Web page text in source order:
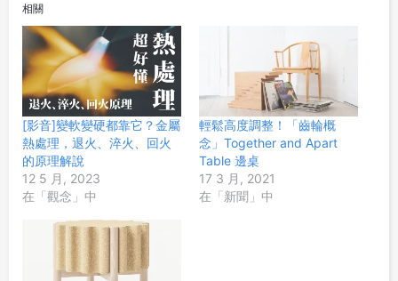
相關
[影音]變軟變硬都靠它？金屬
熱處理，退火、淬火、回火
的原理解說
12 5 月, 2023
在「觀念」中
輕鬆高度調整！「齒輪概
念」Together and Apart
Table 邊桌
17 3 月, 2021
在「新聞」中